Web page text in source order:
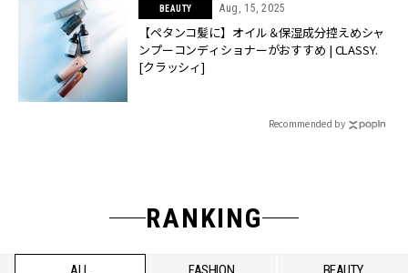
BEAUTY Aug, 15, 2025
【ペタンコ髪に】オイル＆保湿成分控えめシャ
ンプーコンディショナーがおすすめ | CLASSY.
[クラッシィ]
Recommended by
RANKING